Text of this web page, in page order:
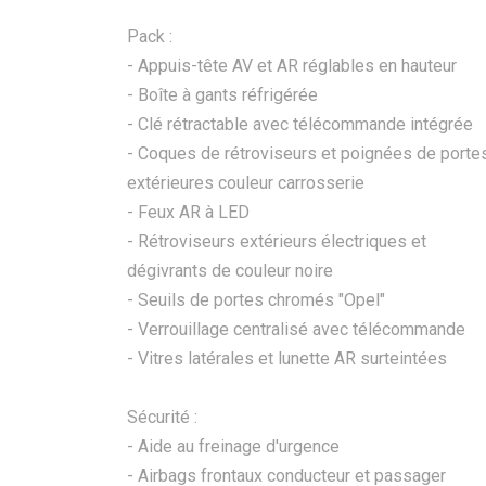
Pack :
- Appuis-tête AV et AR réglables en hauteur
- Boîte à gants réfrigérée
- Clé rétractable avec télécommande intégrée
- Coques de rétroviseurs et poignées de
extérieures couleur carrosserie
- Feux AR à LED
- Rétroviseurs extérieurs électriques et
dégivrants de couleur noire
- Seuils de portes chromés "Opel"
- Verrouillage centralisé avec télécommande
- Vitres latérales et lunette AR surteintées
Sécurité :
- Aide au freinage d'urgence
- Airbags frontaux conducteur et passager